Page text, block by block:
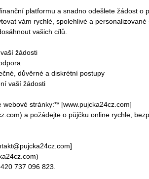
platformu a snadno odešlete žádost o
vám rychlé, spolehlivé a personalizované
vašich cílů.
žádosti
důvěrné a diskrétní postupy
vaší žádosti
webové stránky:** [www.pujcka24cz.com]
a požádejte o půjčku online rychle,
737 096 823.